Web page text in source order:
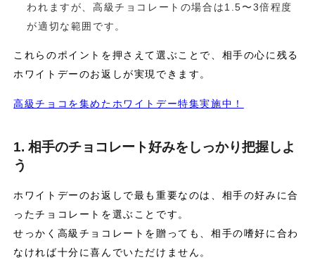
われますが、高級チョコレートの場合は1.5〜3倍程度
が適切な範囲です。
これらのポイントを押さえて選ぶことで、相手の心に残る
ホワイトデーのお返しが実現できます。
高級チョコを集めたホワイトデー特集実施中！
1. 相手のチョコレート好みをしっかり把握しよ
う
ホワイトデーのお返しで最も重要なのは、相手の好みに合
ったチョコレートを選ぶことです。
せっかく高級チョコレートを贈っても、相手の嗜好に合わ
なければ十分に喜んでいただけません。